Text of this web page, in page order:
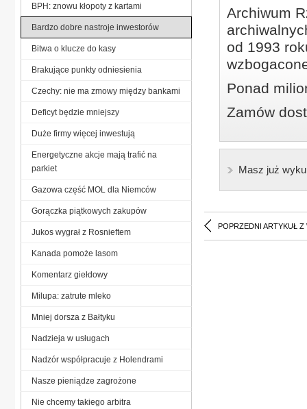
Archiwum
od 1993
Ponad
Zamów
Masz już
POPRZEDNI ARTYKUŁ Z
BPH: znowu kłopoty z kartami
Bardzo dobre nastroje inwestorów
Bitwa o klucze do kasy
Brakujące punkty odniesienia
Czechy: nie ma zmowy między bankami
Deficyt będzie mniejszy
Duże firmy więcej inwestują
Energetyczne akcje mają trafić na
parkiet
Gazowa część MOL dla Niemców
Gorączka piątkowych zakupów
Jukos wygrał z Rosnieftem
Kanada pomoże lasom
Komentarz giełdowy
Milupa: zatrute mleko
Mniej dorsza z Bałtyku
Nadzieja w usługach
Nadzór współpracuje z Holendrami
Nasze pieniądze zagrożone
Nie chcemy takiego arbitra